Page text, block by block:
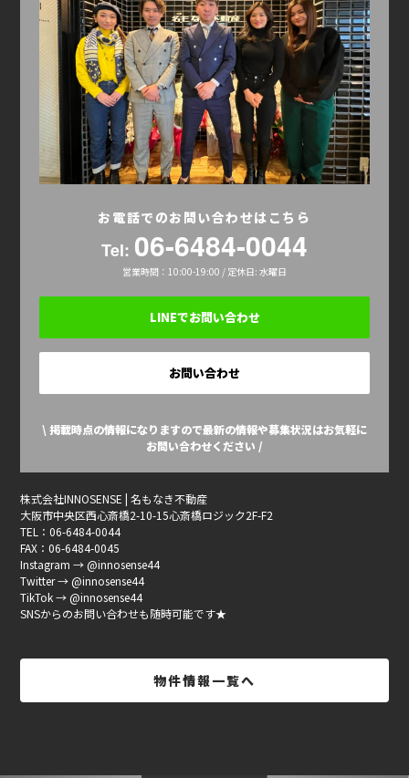
お電話でのお問い合わせはこちら
Tel: 06-6484-0044
営業時間：10:00-19:00 / 定休日: 水曜日
LINEでお問い合わせ
お問い合わせ
\ 掲載時点の情報になりますので最新の情報や募集状況はお気軽に
お問い合わせください /
株式会社INNOSENSE | 名もなき不動産
大阪市中央区西心斎橋2-10-15心斎橋ロジック2F-F2
TEL：06-6484-0044
FAX：06-6484-0045
Instagram → @innosense44
Twitter → @innosense44
TikTok → @innosense44
SNSからのお問い合わせも随時可能です★
物件情報一覧へ